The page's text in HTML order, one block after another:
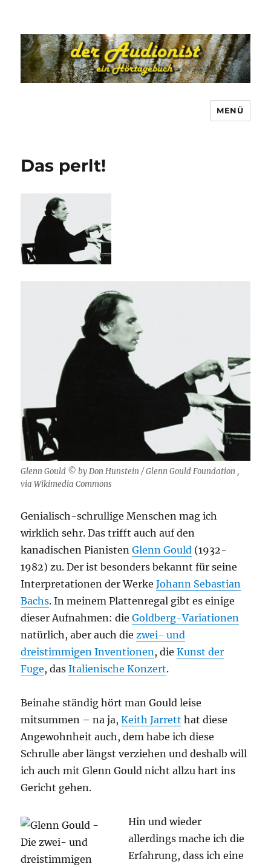
MENÜ
Das perlt!
Glenn Gould © by Don Hunstein / Glenn Gould Foundation ,
via Wikimedia Commons
Genialisch-schrullige Menschen mag ich
wirklich sehr. Das trifft auch auf den
kanadischen PianistenGlenn Gould (1932-
1982) zu. Der ist besonders bekannt für seine
Interpretationen der WerkeJohann Sebastian
Bachs. In meinem Plattenregal gibt es einige
dieser Aufnahmen: dieGoldberg-Variationen
natürlich, aber auch die zwei- und
dreistimmigen Inventionen , dieKunst der
Fuge, dasItalienische Konzert.
Beinahe ständig hört man Gould leise
mitsummen – na ja,Keith Jarrett hat diese
Angewohnheit auch, dem habe ich diese
Schrulle aber längst verziehen und deshalb will
ich auch mit Glenn Gould nicht allzu hart ins
Gericht gehen.
Hin und wieder
allerdings mache ich die
Erfahrung, dass ich eine